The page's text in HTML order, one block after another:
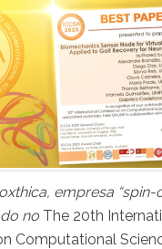
empresa “spin-
no The 20th
Computational